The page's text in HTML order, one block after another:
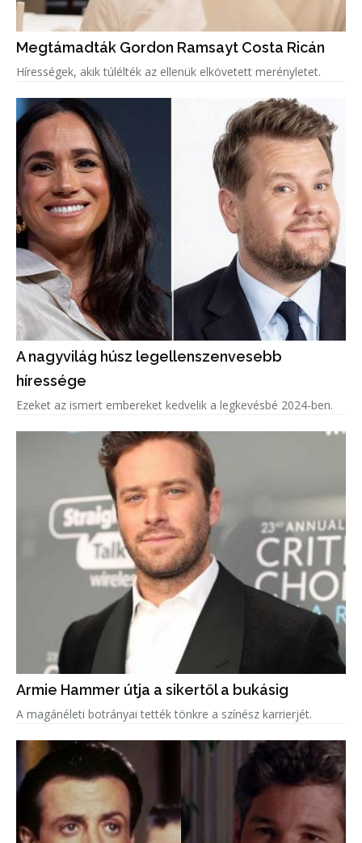
Megtámadták Gordon Ramsayt Costa Ricán
Hírességek, akik túlélték az ellenük elkövetett merényletet.
A nagyvilág húsz legellenszenvesebb
híressége
Ezeket az ismert embereket kedvelik a legkevésbé 2024-ben.
Armie Hammer útja a sikertől a bukásig
A magánéleti botrányai tették tönkre a színész karrierjét.